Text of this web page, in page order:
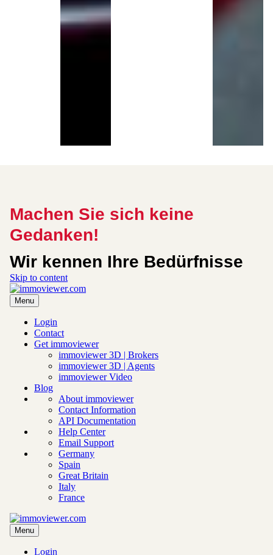
Machen Sie sich keine
Gedanken!
Wir kennen Ihre Bedürfnisse